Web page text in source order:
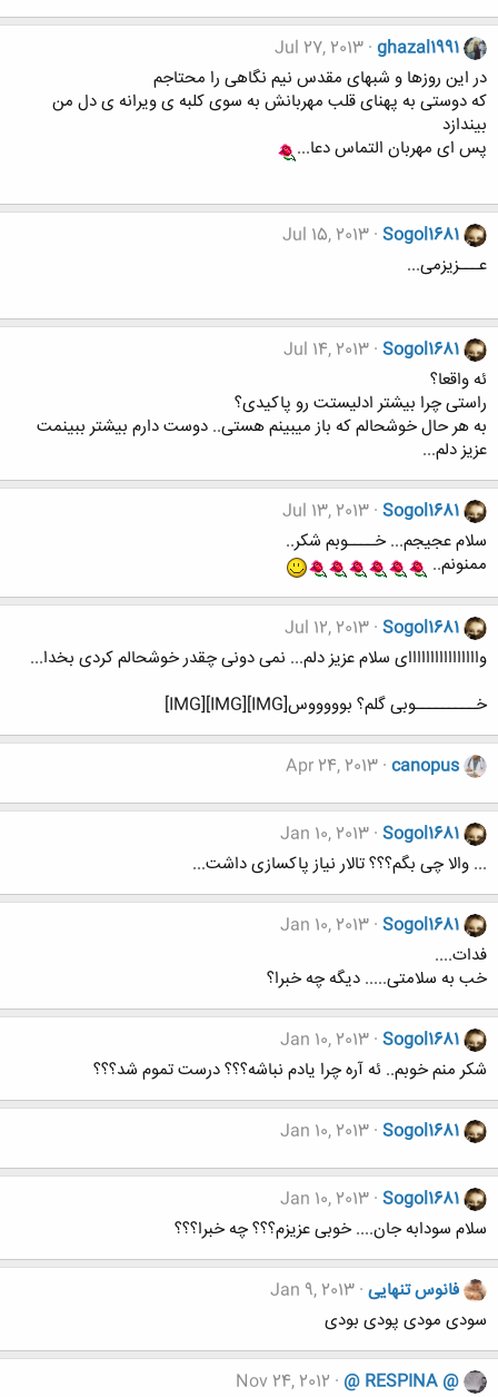
ghazal1991
Jul 27, 2013
در این روزها و شبهای مقدس نیم نگاهی را محتاجم
که دوستی به پهنای قلب مهربانش به سوی کلبه ی ویرانه ی دل من
بیندازد
پس ای مهربان التماس دعا...
Sogol1681
Jul 15, 2013
عـــزیزمی...
Sogol1681
Jul 14, 2013
ئه واقعا؟
راستی چرا بیشتر ادلیستت رو پاکیدی؟
به هر حال خوشحالم که باز میبینم هستی.. دوست دارم بیشتر ببینمت
عزیز دلم...
Sogol1681
Jul 13, 2013
سلام عجیجم... خــــوبم شکر..
ممنونم..
Sogol1681
Jul 12, 2013
واااااااااااااااای سلام عزیز دلم... نمی دونی چقدر خوشحالم کردی بخدا...
خـــــــــوبی گلم؟ بوووووس[IMG][IMG][IMG]
canopus
Apr 24, 2013
Sogol1681
Jan 10, 2013
... والا چی بگم؟؟؟ تالار نیاز پاکسازی داشت...
Sogol1681
Jan 10, 2013
فدات....
خب به سلامتی..... دیگه چه خبرا؟
Sogol1681
Jan 10, 2013
شکر منم خوبم.. ئه آره چرا یادم نباشه؟؟؟ درست تموم شد؟؟؟
Sogol1681
Jan 10, 2013
Sogol1681
Jan 10, 2013
سلام سودابه جان.... خوبی عزیزم؟؟؟ چه خبرا؟؟؟
فانوس تنهایی Jan 9, 2013
سودی مودی پودی بودی
@ RESPINA @
Nov 24, 2012